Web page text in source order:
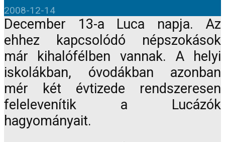
2008-12-14
December 13-a Luca napja. Az
ehhez kapcsolódó népszokások
már kihalófélben vannak. A helyi
iskolákban, óvodákban azonban
mér két évtizede rendszeresen
felelevenítik a Lucázók
hagyományait.